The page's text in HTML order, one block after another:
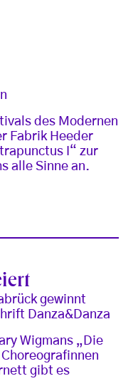
des Modernen
Fabrik Heeder
I“ zur
alle Sinne an.
gewinnt
Danza&Danza
Wigmans „Die
gibt es